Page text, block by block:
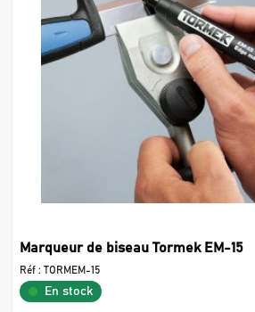
Marqueur de biseau Tormek EM-15
Réf :TORMEM-15
En stock